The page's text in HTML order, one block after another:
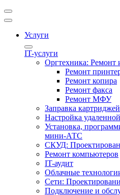
Услуги
IT-услуги
Оргтехника: Ремонт
Ремонт
Ремонт копира
Ремонт факса
Ремонт МФУ
Заправка картриджей
Настройка
Установка,
мини-АТС
СКУД:
Ремонт компьютеров
IT-аудит
Облачные
Сети:
Подключение и